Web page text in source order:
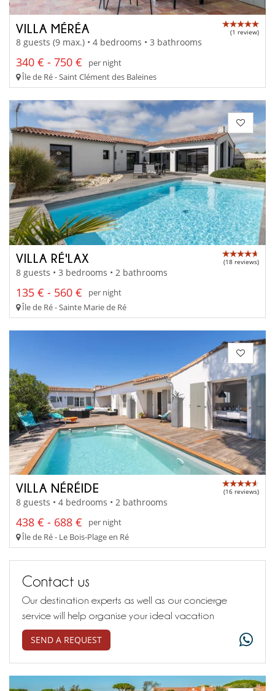
VILLA MÉRÉA (1 review)
8 guests (9 max.) • 4 bedrooms • 3 bathrooms
340 € - 750 €
per night
Île de Ré - Saint Clément des Baleines
VILLA RÉ'LAX (18 reviews)
8 guests • 3 bedrooms • 2 bathrooms
135 € - 560 €
per night
Île de Ré - Sainte Marie de Ré
VILLA NÉRÉIDE (16 reviews)
8 guests • 4 bedrooms • 2 bathrooms
438 € - 688 €
per night
Île de Ré - Le Bois-Plage en Ré
Contact us
Our destination experts as well as our concierge
service will help organise your ideal vacation
SEND A REQUEST